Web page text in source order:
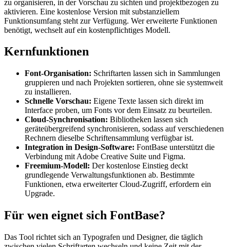
zu organisieren, in der Vorschau zu sichten und projektbezogen zu
aktivieren. Eine kostenlose Version mit substanziellem
Funktionsumfang steht zur Verfügung. Wer erweiterte Funktionen
benötigt, wechselt auf ein kostenpflichtiges Modell.
Kernfunktionen
Font-Organisation: Schriftarten lassen sich in Sammlungen
gruppieren und nach Projekten sortieren, ohne sie systemweit
zu installieren.
Schnelle Vorschau: Eigene Texte lassen sich direkt im
Interface proben, um Fonts vor dem Einsatz zu beurteilen.
Cloud-Synchronisation: Bibliotheken lassen sich
geräteübergreifend synchronisieren, sodass auf verschiedenen
Rechnern dieselbe Schriftensammlung verfügbar ist.
Integration in Design-Software: FontBase unterstützt die
Verbindung mit Adobe Creative Suite und Figma.
Freemium-Modell: Der kostenlose Einstieg deckt
grundlegende Verwaltungsfunktionen ab. Bestimmte
Funktionen, etwa erweiterter Cloud-Zugriff, erfordern ein
Upgrade.
Für wen eignet sich FontBase?
Das Tool richtet sich an Typografen und Designer, die täglich